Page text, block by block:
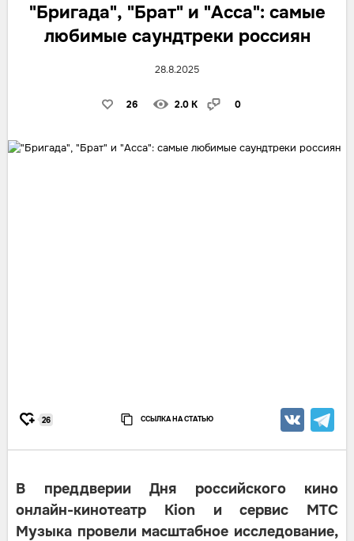
"Бригада", "Брат" и "Асса": самые
любимые саундтреки россиян
28.8.2025
26 2.0 K 0
26 ССЫЛКА НА СТАТЬЮ
В преддверии Дня российского кино
онлайн-кинотеатр Kion и сервис МТС
Музыка провели масштабное исследование,